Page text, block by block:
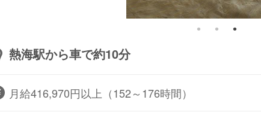
熱海駅から車で約10分
月給416,970円以上（152～176時間）